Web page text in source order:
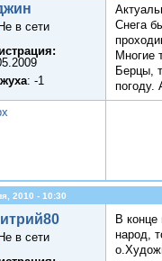
Не в сети
: -1
Снега
Многие
Берцы,
погоду.
2010 - 10:30
в сети
В конце
народ,